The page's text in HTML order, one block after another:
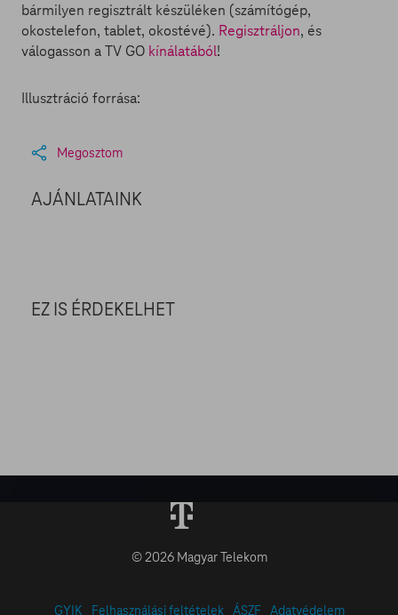
bármilyen regisztrált készüléken (számítógép,
okostelefon, tablet, okostévé). Regisztráljon, és
válogasson a TV GO kínálatából!
Illusztráció forrása:
Megosztom
AJÁNLATAINK
EZ IS ÉRDEKELHET
© 2026 Magyar Telekom
GYIK Felhasználási feltételek ÁSZF Adatvédelem